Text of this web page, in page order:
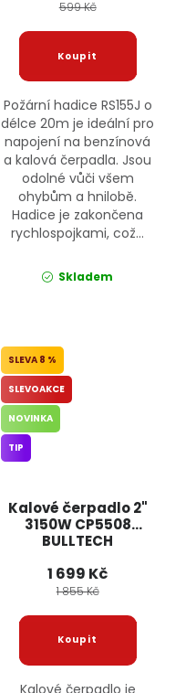
599 Kč
Požární hadice RS155J o
délce 20m je ideální pro
napojení na benzínová
a kalová čerpadla. Jsou
odolné vůči všem
ohybům a hnilobě.
Hadice je zakončena
rychlospojkami, což...
Skladem
Kalové čerpadlo 2"
3150W CP5508
BULLTECH
8 %
SLEVOAKCE
NOVINKA
TIP
1 699 Kč
1 855 Kč
Kalové čerpadlo je